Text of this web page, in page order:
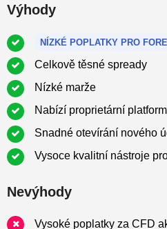
Výhody
NÍZKÉ POPLATKY PRO
Celkově těsné spready
Nízké marže
Nabízí proprietární
Snadné otevírání nového
Vysoce kvalitní nástroje
Nevýhody
Vysoké poplatky za CFD